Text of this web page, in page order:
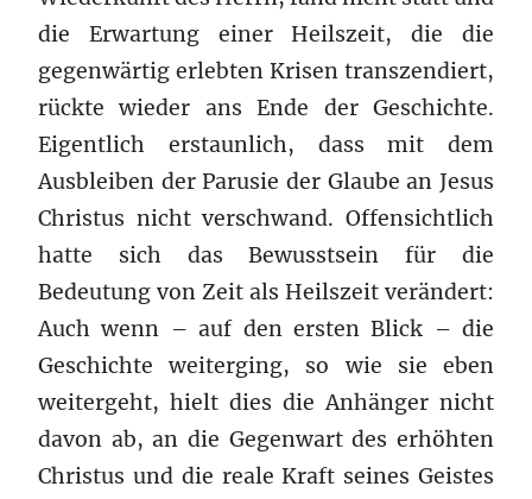
die Erwartung einer Heilszeit, die die
gegenwärtig erlebten Krisen transzendiert,
rückte wieder ans Ende der Geschichte.
Eigentlich erstaunlich, dass mit dem
Ausbleiben der Parusie der Glaube an Jesus
Christus nicht verschwand. Offensichtlich
hatte sich das Bewusstsein für die
Bedeutung von Zeit als Heilszeit verändert:
Auch wenn – auf den ersten Blick – die
Geschichte weiterging, so wie sie eben
weitergeht, hielt dies die Anhänger nicht
davon ab, an die Gegenwart des erhöhten
Christus und die reale Kraft seines Geistes